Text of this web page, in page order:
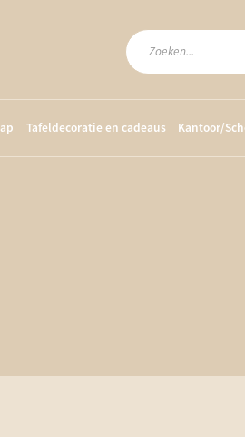
Producten
zoeken
Tafeldecoratie en cadeaus Kantoor/